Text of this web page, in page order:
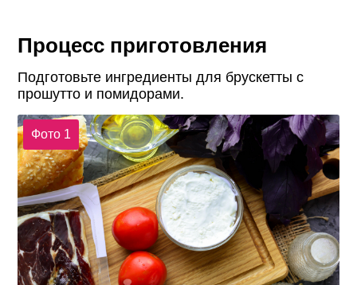
Процесс приготовления
Подготовьте ингредиенты для брускетты с
прошутто и помидорами.
Фото 1